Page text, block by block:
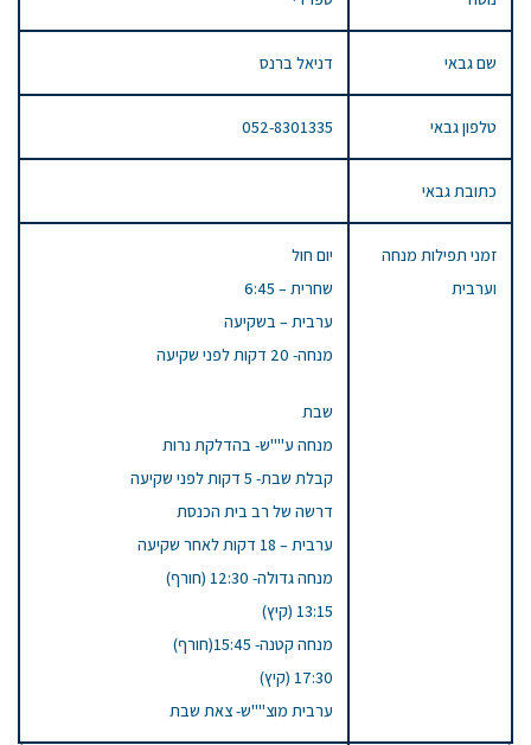
שם גבאי דניאל ברנס
טלפון גבאי 052-8301335
כתובת גבאי
זמני תפילות מנחה
וערבית
יום חול
שחרית – 6:45
ערבית – בשקיעה
מנחה- 20 דקות לפני שקיעה
שבת
מנחה ע""ש- בהדלקת נרות
קבלת שבת- 5 דקות לפני שקיעה
דרשה של רב בית הכנסת
ערבית – 18 דקות לאחר שקיעה
מנחה גדולה- 12:30 (חורף)
13:15 (קיץ)
מנחה קטנה- 15:45(חורף)
17:30 (קיץ)
ערבית מוצ""ש- צאת שבת